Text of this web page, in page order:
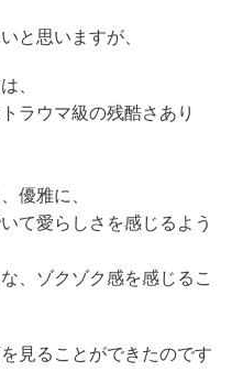
と思いますが、
、
ラウマ級の残酷さあり
優雅に、
て愛らしさを感じるよう
、ゾクゾク感を感じるこ
見ることができたのです